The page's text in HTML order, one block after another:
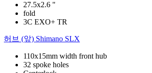
27.5x2.6 "
fold
3C EXO+ TR
허브 (앞) Shimano SLX
110x15mm width front hub
32 spoke holes